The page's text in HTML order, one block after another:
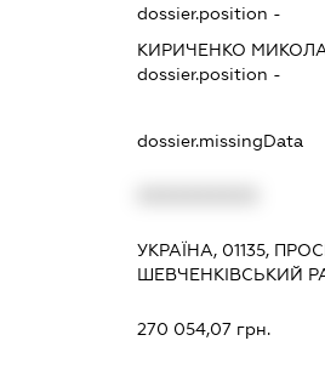
dossier.position -
КИРИЧЕНКО
dossier.position -
dossier.missingData
УКРАЇНА, 01135,
ШЕВЧЕНКІВСЬКИЙ
270 054,07 грн.